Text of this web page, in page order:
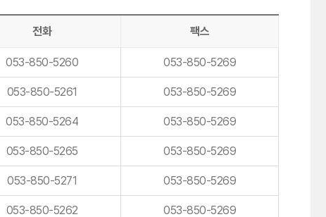
전화 팩스
053-850-5260 053-850-5269
053-850-5261 053-850-5269
053-850-5264 053-850-5269
053-850-5265 053-850-5269
053-850-5271 053-850-5269
053-850-5262 053-850-5269